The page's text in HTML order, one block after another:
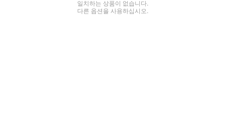
일치하는 상품이 없습니다.
다른 옵션을 사용하십시오.